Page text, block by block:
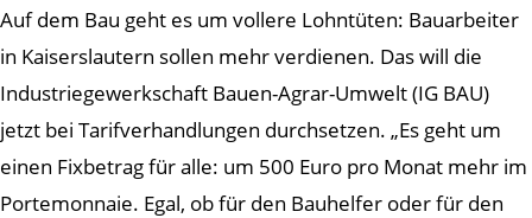
Auf dem Bau geht es um vollere Lohntüten: Bauarbeiter
in Kaiserslautern sollen mehr verdienen. Das will die
Industriegewerkschaft Bauen-Agrar-Umwelt (IG BAU)
jetzt bei Tarifverhandlungen durchsetzen. „Es geht um
einen Fixbetrag für alle: um 500 Euro pro Monat mehr im
Portemonnaie. Egal, ob für den Bauhelfer oder für den